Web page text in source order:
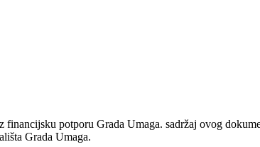
potporu Grada Umaga. sadržaj ovog
Grada Umaga.